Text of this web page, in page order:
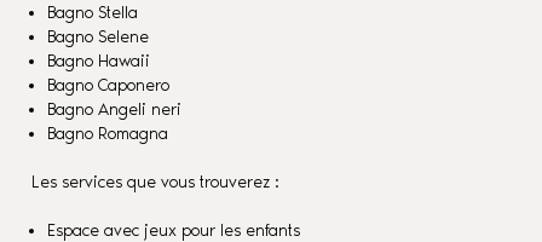
Bagno Stella
Bagno Selene
Bagno Hawaii
Bagno Caponero
Bagno Angeli neri
Bagno Romagna
Les services que vous trouverez :
Espace avec jeux pour les enfants